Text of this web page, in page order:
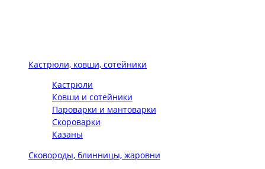
Кастрюли, ковши, сотейники
Кастрюли
Ковши и сотейники
Пароварки и мантоварки
Скороварки
Казаны
Сковороды, блинницы, жаровни